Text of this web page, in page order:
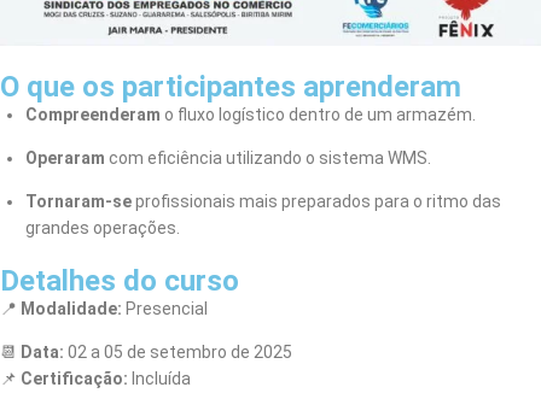
O que os participantes aprenderam
Compreenderam o fluxo logístico dentro de um armazém.
Operaram com eficiência utilizando o sistema WMS.
Tornaram-seprofissionais mais preparados para o ritmo das
grandes operações.
Detalhes do curso
📍 Modalidade: Presencial
📆 Data: 02 a 05 de setembro de 2025
📌 Certificação: Incluída